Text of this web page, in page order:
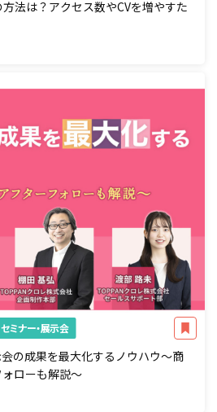
法は？アクセス数やCVを増やすた
セミナー・展示会
会の成果を最大化するノウハウ～商
ローも解説～